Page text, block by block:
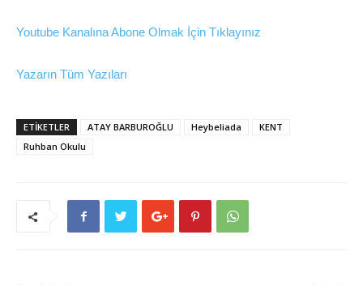
Youtube Kanalına Abone Olmak İçin Tıklayınız
Yazarın Tüm Yazıları
ETİKETLER ATAY BARBUROĞLU Heybeliada
KENT
Ruhban Okulu